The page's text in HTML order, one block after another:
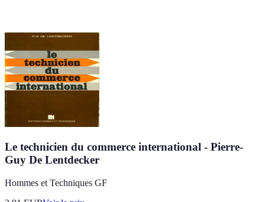
Le technicien du commerce international - Pierre-
Guy De Lentdecker
Hommes et Techniques GF